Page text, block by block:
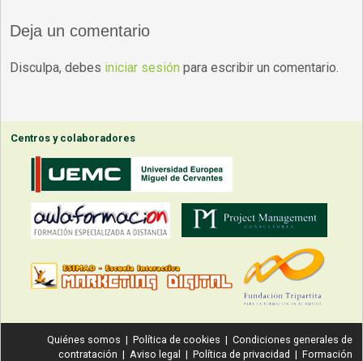
Deja un comentario
Disculpa, debes iniciar sesión para escribir un comentario.
Centros y colaboradores
Quiénes somos | Política de cookies | Condiciones generales de
contratación | Aviso legal | Política de privacidad | Formación